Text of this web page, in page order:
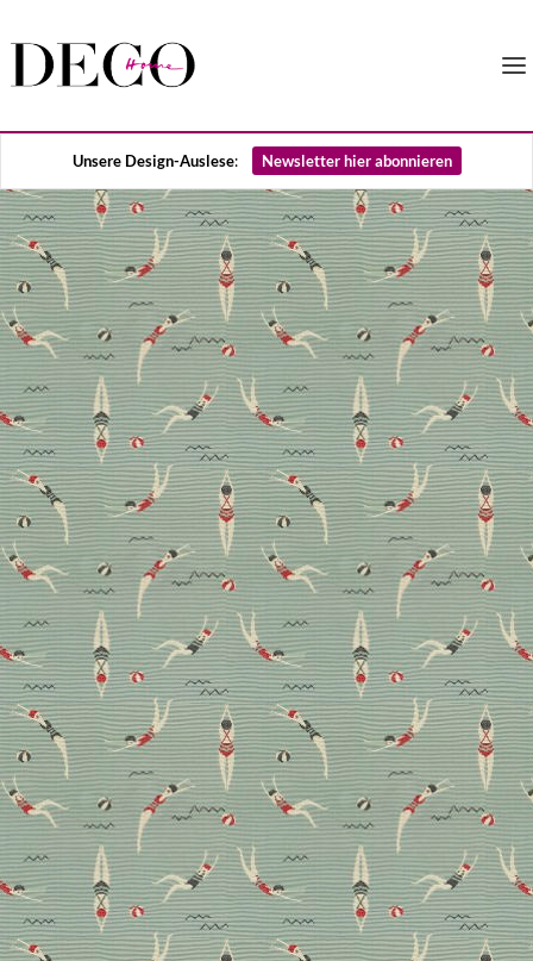
Unsere Design-Auslese: Newsletter hier abonnieren
Curt Bauer: Eine
deutsche Damastweberei,
die sich treu bleibt
Advertorial – Seit 1882 produziert die